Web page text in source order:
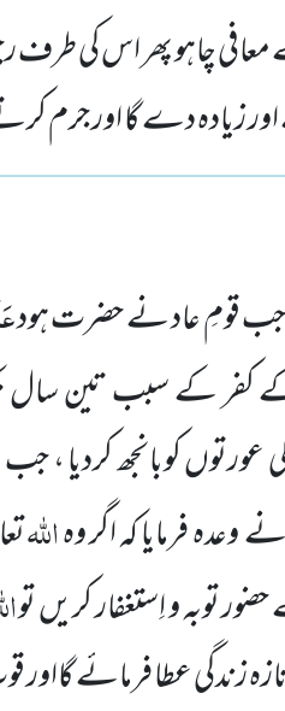
پھر اس کی طرف رجوع
زیادہ دے گا اور جرم
جب قومِ عاد نے حضرت ہود
کفر کے سبب تین
عورتوں کوبانجھ کردیا
نے وعدہ فرمایا کہ اگر وہاللہ
توبہ و اِستغفار کریں تو
زندگی عطا فرمائے